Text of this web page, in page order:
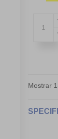
Mostrar